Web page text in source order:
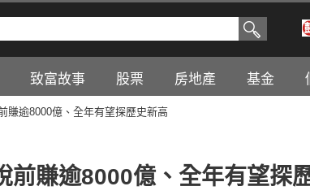
致富故事 股票 房地產 基金
賺逾8000億、全年有望探歷史新高
前賺逾8000億、全年有望探